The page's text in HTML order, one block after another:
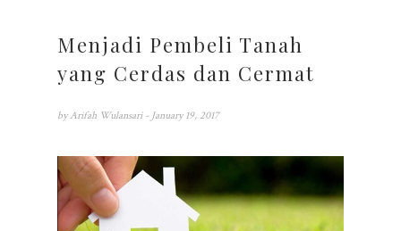
Menjadi Pembeli Tanah
yang Cerdas dan Cermat
by Arifah Wulansari - January 19, 2017